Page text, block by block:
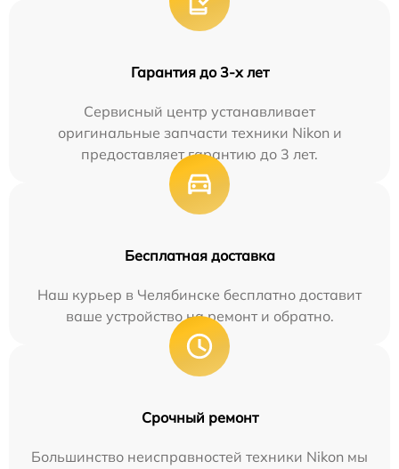
Гарантия до 3-х лет
Сервисный центр устанавливает
оригинальные запчасти техники Nikon и
предоставляет гарантию до 3 лет.
Бесплатная доставка
Наш курьер в Челябинске бесплатно доставит
ваше устройство на ремонт и обратно.
Срочный ремонт
Большинство неисправностей техники Nikon мы